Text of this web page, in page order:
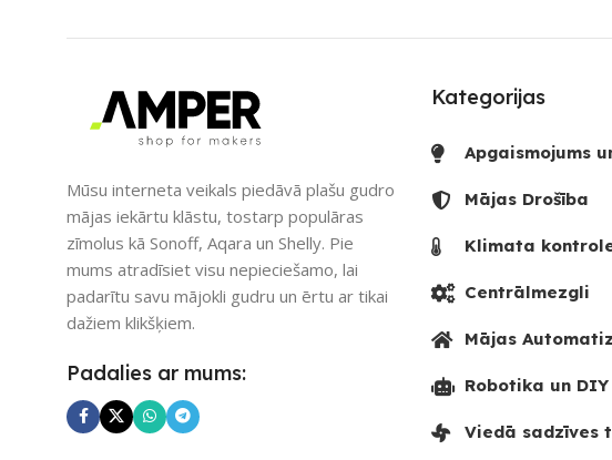
Mūsu interneta veikals piedāvā plašu gudro
mājas iekārtu klāstu, tostarp populāras
zīmolus kā Sonoff, Aqara un Shelly. Pie
mums atradīsiet visu nepieciešamo, lai
padarītu savu mājokli gudru un ērtu ar tikai
dažiem klikšķiem.
Padalies ar mums:
Kategorijas
Apgaismojums
Mājas Drošība
Klimata
Centrālmezgli
Mājas
Robotika un DIY
Viedā sadzīves